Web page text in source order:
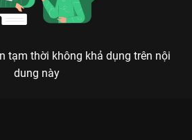
tạm thời không khả dụng trên nội
dung này